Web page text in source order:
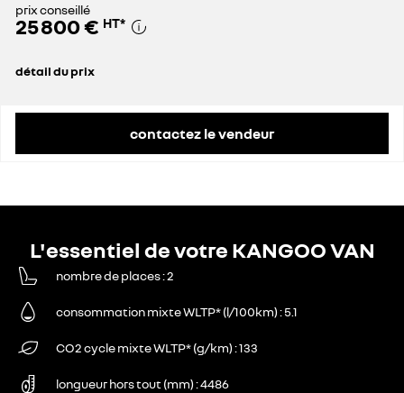
prix conseillé
25 800 € HT*
détail du prix
contactez le vendeur
L'essentiel de votre KANGOO VAN
nombre de places 2
consommation mixte WLTP* (l/100km) 5.1
CO2 cycle mixte WLTP* (g/km) 133
longueur hors tout (mm) 4486